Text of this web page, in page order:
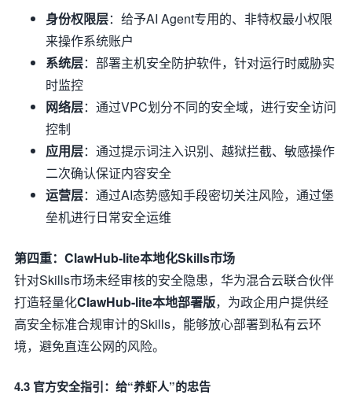
身份权限层：给予AI Agent专用的、非特权最小权限
来操作系统账户
系统层：部署主机安全防护软件，针对运行时威胁实
时监控
网络层：通过VPC划分不同的安全域，进行安全访问
控制
应用层：通过提示词注入识别、越狱拦截、敏感操作
二次确认保证内容安全
运营层：通过AI态势感知手段密切关注风险，通过堡
垒机进行日常安全运维
第四重：ClawHub-lite本地化Skills市场
针对Skills市场未经审核的安全隐患，华为混合云联合伙伴
打造轻量化ClawHub-lite本地部署版，为政企用户提供经
高安全标准合规审计的Skills，能够放心部署到私有云环
境，避免直连公网的风险。
4.3 官方安全指引：给“养虾人”的忠告